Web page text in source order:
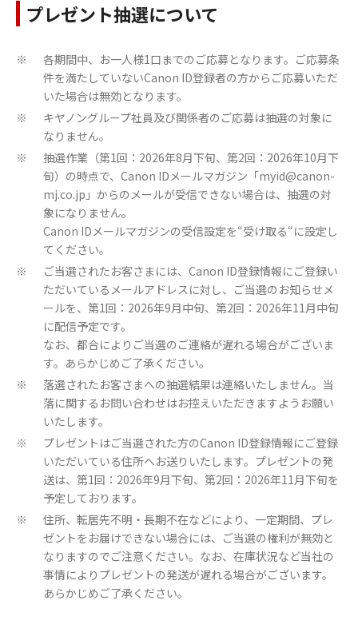
プレゼント抽選について
※
各期間中、お一人様1口までのご応募となります。ご応募条
件を満たしていないCanon ID登録者の方からご応募いただ
いた場合は無効となります。
※
キヤノングループ社員及び関係者のご応募は抽選の対象に
なりません。
※
抽選作業（第1回：2026年8月下旬、第2回：2026年10月下
旬）の時点で、Canon IDメールマガジン「myid@canon-
mj.co.jp」からのメールが受信できない場合は、抽選の対
象になりません。
Canon IDメールマガジンの受信設定を“受け取る“に設定し
てください。
※
ご当選されたお客さまには、Canon ID登録情報にご登録い
ただいているメールアドレスに対し、ご当選のお知らせメ
ールを、第1回：2026年9月中旬、第2回：2026年11月中旬
に配信予定です。
なお、都合によりご当選のご連絡が遅れる場合がございま
す。あらかじめご了承ください。
※
落選されたお客さまへの抽選結果は連絡いたしません。当
落に関するお問い合わせはお控えいただきますようお願い
いたします。
※
プレゼントはご当選された方のCanon ID登録情報にご登録
いただいている住所へお送りいたします。プレゼントの発
送は、第1回：2026年9月下旬、第2回：2026年11月下旬を
予定しております。
※
住所、転居先不明・長期不在などにより、一定期間、プレ
ゼントをお届けできない場合には、ご当選の権利が無効と
なりますのでご注意ください。なお、在庫状況など当社の
事情によりプレゼントの発送が遅れる場合がございます。
あらかじめご了承ください。